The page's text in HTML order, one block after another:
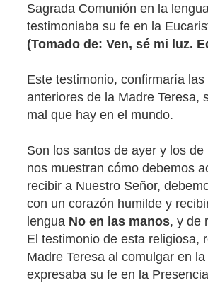
Sagrada Comunión en la
testimoniaba su fe en la
(Tomado de: Ven, sé mi luz.
Este testimonio, confirmaría las
anteriores de la Madre Teresa,
mal que hay en el mundo.
Son los santos de ayer y los de
nos muestran cómo debemos
recibir a Nuestro Señor,
con un corazón humilde y
lengua No en las manos, y de
El testimonio de esta religiosa,
Madre Teresa al comulgar en
expresaba su fe en la